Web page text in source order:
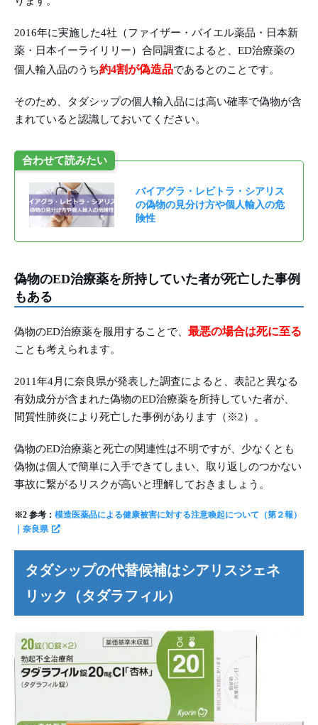
2016年に実施した4社（ファイザー・バイエル薬品・日本新
薬・日本イーライリリー）合同調査によると、ED治療薬の
個人輸入品のうち約4割が偽造品であるとのことです。
そのため、タダシップの個人輸入品には高い確率で偽物が含
まれていると認識しておいてください。
合わせて読みたい
バイアグラ・レビトラ・シアリス
の偽物の見分け方や個人輸入の危
険性
偽物のED治療薬を所持していた者が死亡した事例
もある
偽物のED治療薬を服用することで、 最悪の場合は死に至る
ことも考えられます。
2011年4月に奈良県が発表した調査によると、表記と異なる
有効成分が含まれた偽物のED治療薬を所持していた者が、
間質性肺炎により死亡した事例があります（※2）。
偽物のED治療薬と死亡の関連性は不明ですが、少なくとも
偽物は個人で簡単に入手できてしまい、取り返しのつかない
事故に繋がるリスクが高いと理解しておきましょう。
※2 参考： 模造医薬品による健康被害に対する注意喚起について（第２報）
｜奈良県
タダシップの代替候補はシアリスジェネ
リック（タダラフィル）